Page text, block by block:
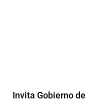
Invita Gobierno